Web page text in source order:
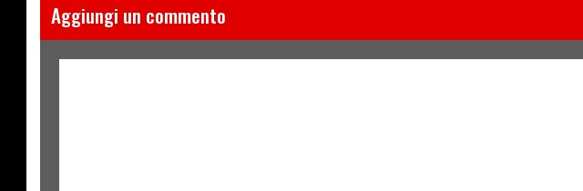
Aggiungi un commento